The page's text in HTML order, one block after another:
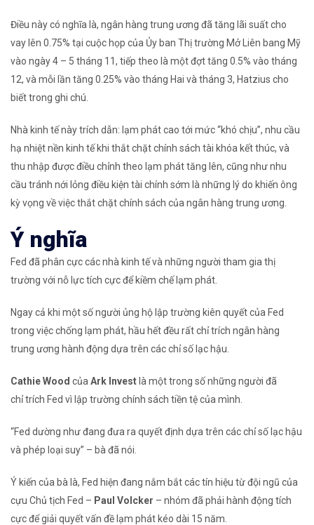
Điều này có nghĩa là, ngân hàng trung ương đã tăng lãi suất cho
vay lên 0.75% tại cuộc họp của Ủy ban Thị trường Mở Liên bang Mỹ
vào ngày 4 – 5 tháng 11, tiếp theo là một đợt tăng 0.5% vào tháng
12, và mỗi lần tăng 0.25% vào tháng Hai và tháng 3, Hatzius cho
biết trong ghi chú.
Nhà kinh tế này trích dẫn: lạm phát cao tới mức “khó chịu”, nhu cầu
hạ nhiệt nền kinh tế khi thắt chặt chính sách tài khóa kết thúc, và
thu nhập được điều chỉnh theo lạm phát tăng lên, cũng như nhu
cầu tránh nới lỏng điều kiện tài chính sớm là những lý do khiến ông
kỳ vọng về việc thắt chặt chính sách của ngân hàng trung ương.
Ý nghĩa
Fed đã phân cực các nhà kinh tế và những người tham gia thị
trường với nỗ lực tích cực để kiềm chế lạm phát.
Ngay cả khi một số người ủng hộ lập trường kiên quyết của Fed
trong việc chống lạm phát, hầu hết đều rất chỉ trích ngân hàng
trung ương hành động dựa trên các chỉ số lạc hậu.
Cathie Wood củaArk Invest là một trong số những người đã
chỉ trích Fed vì lập trường chính sách tiền tệ của mình.
“Fed dường như đang đưa ra quyết định dựa trên các chỉ số lạc hậu
và phép loại suy” – bà đã nói.
Ý kiến ​​của bà là, Fed hiện đang nắm bắt các tín hiệu từ đội ngũ của
cựu Chủ tịch Fed – Paul Volcker – nhóm đã phải hành động tích
cực để giải quyết vấn đề lạm phát kéo dài 15 năm.